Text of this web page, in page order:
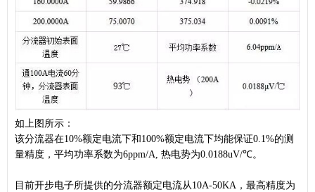
如上图所示：
该分流器在10%额定电流下和100%额定电流下均能保证0.1%的测
量精度，平均功率系数为6ppm/A, 热电势为0.0188uV/℃。
目前开步电子所提供的分流器额定电流从10A-50KA，最高精度为